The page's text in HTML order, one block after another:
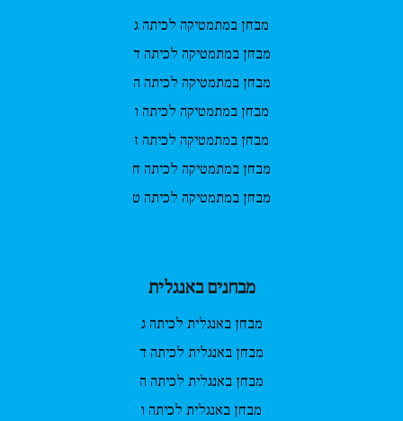
מבחן במתמטיקה לכיתה ג
מבחן במתמטיקה לכיתה ד
מבחן במתמטיקה לכיתה ה
מבחן במתמטיקה לכיתה ו
מבחן במתמטיקה לכיתה ז
מבחן במתמטיקה לכיתה ח
מבחן במתמטיקה לכיתה ט
מבחנים באנגלית
מבחן באנגלית לכיתה ג
מבחן באנגלית לכיתה ד
מבחן באנגלית לכיתה ה
מבחן באנגלית לכיתה ו